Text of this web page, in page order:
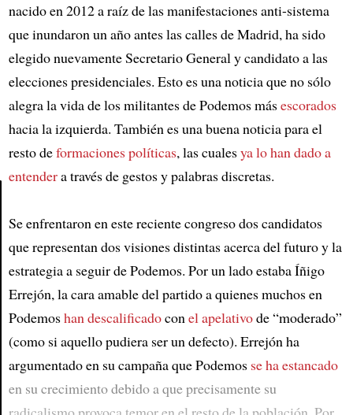
Article
nacido en 2012 a raíz de las manifestaciones anti-sistema
que inundaron un año antes las calles de Madrid, ha sido
elegido nuevamente Secretario General y candidato a las
elecciones presidenciales. Esto es una noticia que no sólo
alegra la vida de los militantes de Podemos másescorados
hacia la izquierda. También es una buena noticia para el
resto deformaciones políticas, las cualesya lo han dado a
entendera través de gestos y palabras discretas.
Se enfrentaron en este reciente congreso dos candidatos
que representan dos visiones distintas acerca del futuro y la
estrategia a seguir de Podemos. Por un lado estaba Íñigo
Errejón, la cara amable del partido a quienes muchos en
Podemoshan descalificadoconel apelativode “moderado”
(como si aquello pudiera ser un defecto). Errejón ha
argumentado en su campaña que Podemos se ha estancado
en su crecimiento debido a que precisamente su